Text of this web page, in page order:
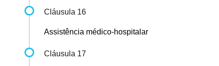
Cláusula 16
Assistência médico-hospitalar
Cláusula 17